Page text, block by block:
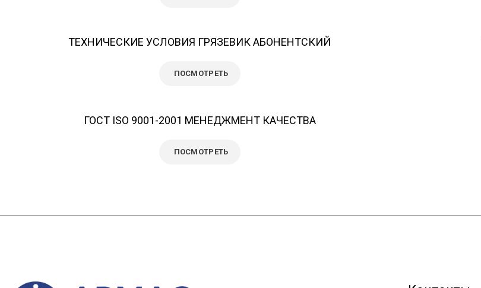
ТЕХНИЧЕСКИЕ УСЛОВИЯ ГРЯЗЕВИК АБОНЕНТСКИЙ
ПОСМОТРЕТЬ
ГОСТ ISO 9001-2001 МЕНЕДЖМЕНТ КАЧЕСТВА
ПОСМОТРЕТЬ